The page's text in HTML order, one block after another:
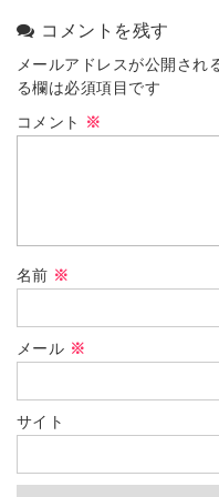
コメントを残す
メールアドレスが公開され
る欄は必須項目です
コメント ※
名前 ※
メール ※
サイト